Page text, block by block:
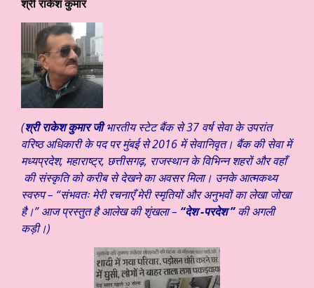
श्री राकेश कुमार
(श्री राकेश कुमार जीभारतीय स्टेट बैंक से 37 वर्ष सेवा के उपरांत
वरिष्ठ अधिकारी के पद पर मुंबई से 2016 में सेवानिवृत। बैंक की सेवा में
मध्यप्रदेश, महाराष्ट्र, छत्तीसगढ़, राजस्थान के विभिन्न शहरों और वहाँ
की संस्कृति को करीब से देखने का अवसर मिला। उनके आत्मकथ्य
स्वरुप – “संभवतः मेरी रचनाएँ मेरी स्मृतियों और अनुभवों का लेखा जोखा
है।”आज प्रस्तुत है आलेख की शृंखला – “देश -परदेश”की अगली
कड़ी।)